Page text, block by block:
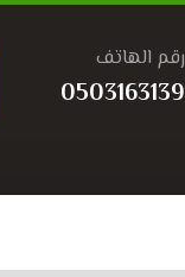
رقم الهاتف
0503163139